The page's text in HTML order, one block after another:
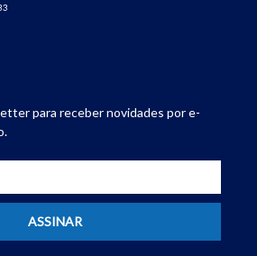
para receber novidades por e-